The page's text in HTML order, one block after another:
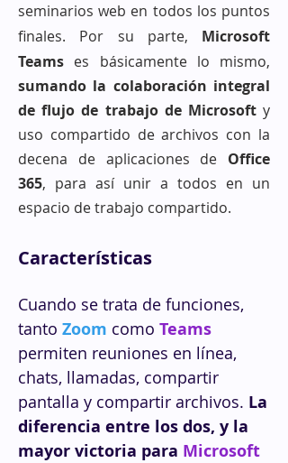
seminarios web en todos los puntos
finales. Por su parte, Microsoft
Teams es básicamente lo mismo,
sumando la colaboración integral
de flujo de trabajo de Microsoft y
uso compartido de archivos con la
decena de aplicaciones de Office
365, para así unir a todos en un
espacio de trabajo compartido.
Características
Cuando se trata de funciones,
tanto Zoom como Teams
permiten reuniones en línea,
chats, llamadas, compartir
pantalla y compartir archivos. La
diferencia entre los dos, y la
mayor victoria para Microsoft